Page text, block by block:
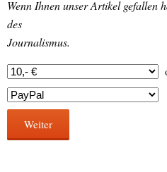
Wenn Ihnen unser Artikel gefallen
des
Journalismus.
Weiter